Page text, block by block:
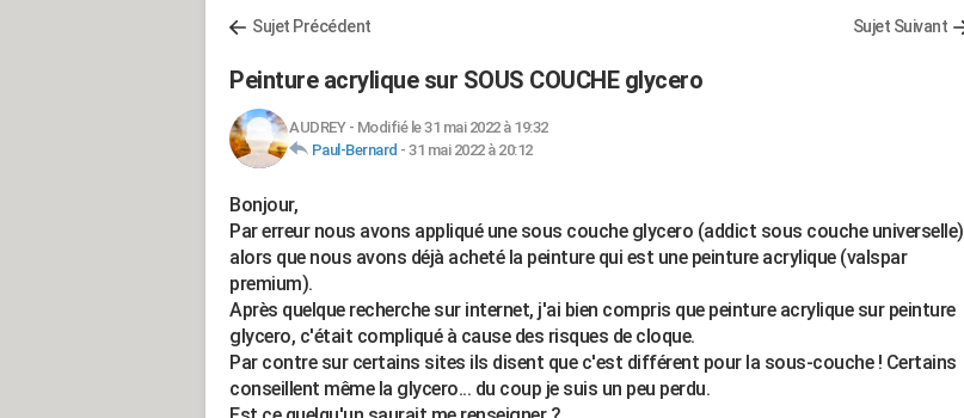
Sujet Précédent Sujet Suivant
Peinture acrylique sur SOUS COUCHE glycero
AUDREY- Modifié le 31 mai 2022 à 19:32
Paul-Bernard - 31 mai 2022 à 20:12
Bonjour,
Par erreur nous avons appliqué une sous couche glycero (addict sous couche universelle)
alors que nous avons déjà acheté la peinture qui est une peinture acrylique (valspar
premium).
Après quelque recherche sur internet, j'ai bien compris que peinture acrylique sur peinture
glycero, c'était compliqué à cause des risques de cloque.
Par contre sur certains sites ils disent que c'est différent pour la sous-couche ! Certains
conseillent même la glycero... du coup je suis un peu perdu.